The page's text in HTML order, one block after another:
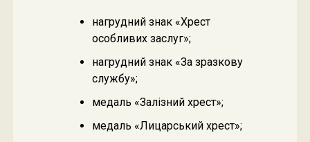
нагрудний знак «Хрест
особливих заслуг»;
нагрудний знак «За зразкову
службу»;
медаль «Залізний хрест»;
медаль «Лицарський хрест»;